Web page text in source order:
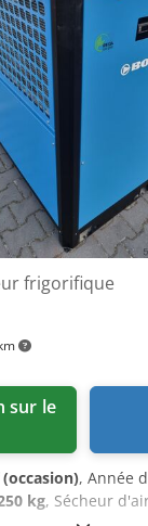
frigorifique
, Année
kg, Sécheur